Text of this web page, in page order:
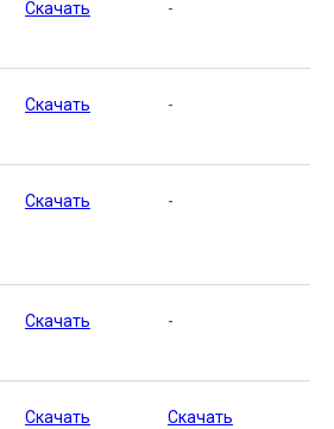
Скачать -
Скачать -
Скачать -
Скачать -
Скачать Скачать